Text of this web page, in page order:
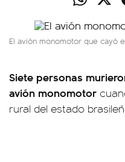
El avión monomotor que cayó
Siete personas
avión monomotor
rural del estado